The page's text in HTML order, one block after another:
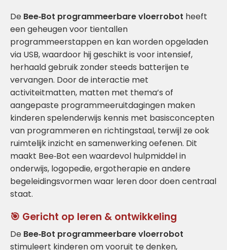
De Bee‑Bot programmeerbare vloerrobot heeft
een geheugen voor tientallen
programmeerstappen en kan worden opgeladen
via USB, waardoor hij geschikt is voor intensief,
herhaald gebruik zonder steeds batterijen te
vervangen. Door de interactie met
activiteitmatten, matten met thema’s of
aangepaste programmeeruitdagingen maken
kinderen spelenderwijs kennis met basisconcepten
van programmeren en richtingstaal, terwijl ze ook
ruimtelijk inzicht en samenwerking oefenen. Dit
maakt Bee‑Bot een waardevol hulpmiddel in
onderwijs, logopedie, ergotherapie en andere
begeleidingsvormen waar leren door doen centraal
staat.
🎯 Gericht op leren & ontwikkeling
De Bee‑Bot programmeerbare vloerrobot
stimuleert kinderen om vooruit te denken,